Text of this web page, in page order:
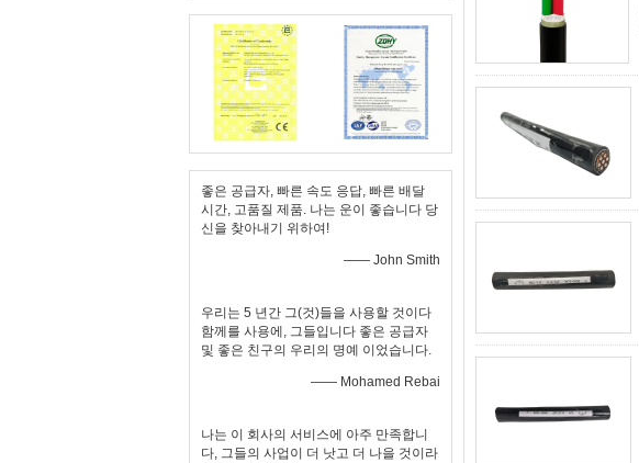
좋은 공급자, 빠른 속도 응답, 빠른 배달
시간, 고품질 제품. 나는 운이 좋습니다 당
신을 찾아내기 위하여!
—— John Smith
우리는 5 년간 그(것)들을 사용할 것이다
함께를 사용에, 그들입니다 좋은 공급자
및 좋은 친구의 우리의 명예 이었습니다.
—— Mohamed Rebai
나는 이 회사의 서비스에 아주 만족합니
다, 그들의 사업이 더 낫고 더 나을 것이라